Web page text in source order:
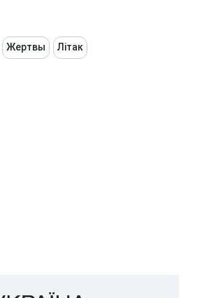
Жертвы Літак